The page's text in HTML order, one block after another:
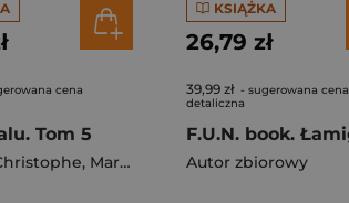
cena
Tom 5
, Martino Stefano
KSIĄŻKA
26,79 zł
39,99 zł - sugerowana cena
detaliczna
Autor zbiorowy